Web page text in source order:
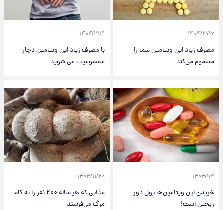
۱۴۰۴/۳/۱۶
مصرف زیاد این ویتامین شما را
مسموم می‌کند
۱۴۰۴/۲/۱۹
با مصرف زیاد این ویتامین دچار
مسمومیت می شوید
۱۴۰۴/۱/۲
خریدن این ویتامین‌ها پول دور
ریختن است!
۱۴۰۳/۱۱/۲۰
غذایی که هر ساله ۲۰۰ نفر را به کام
مرگ می‌فرستد